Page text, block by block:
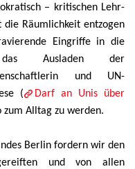
– kritischen Lehr-
Räumlichkeit entzogen
Eingriffe in die
das Ausladen der
und UN-
(
Darf an Unis über
zum Alltag zu werden.
Berlin fordern wir den
und von allen